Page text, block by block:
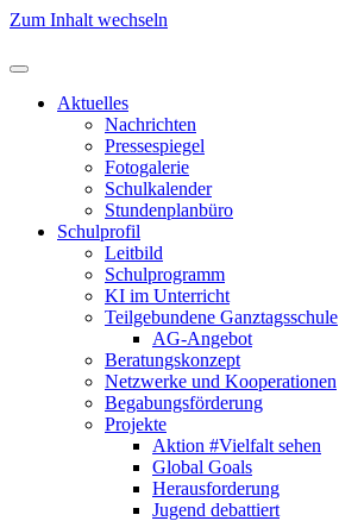
Zum Inhalt wechseln
Aktuelles
Nachrichten
Pressespiegel
Fotogalerie
Schulkalender
Stundenplanbüro
Schulprofil
Leitbild
Schulprogramm
KI im Unterricht
Teilgebundene Ganztagsschule
AG-Angebot
Beratungskonzept
Netzwerke und Kooperationen
Begabungsförderung
Projekte
Aktion #Vielfalt sehen
Global Goals
Herausforderung
Jugend debattiert